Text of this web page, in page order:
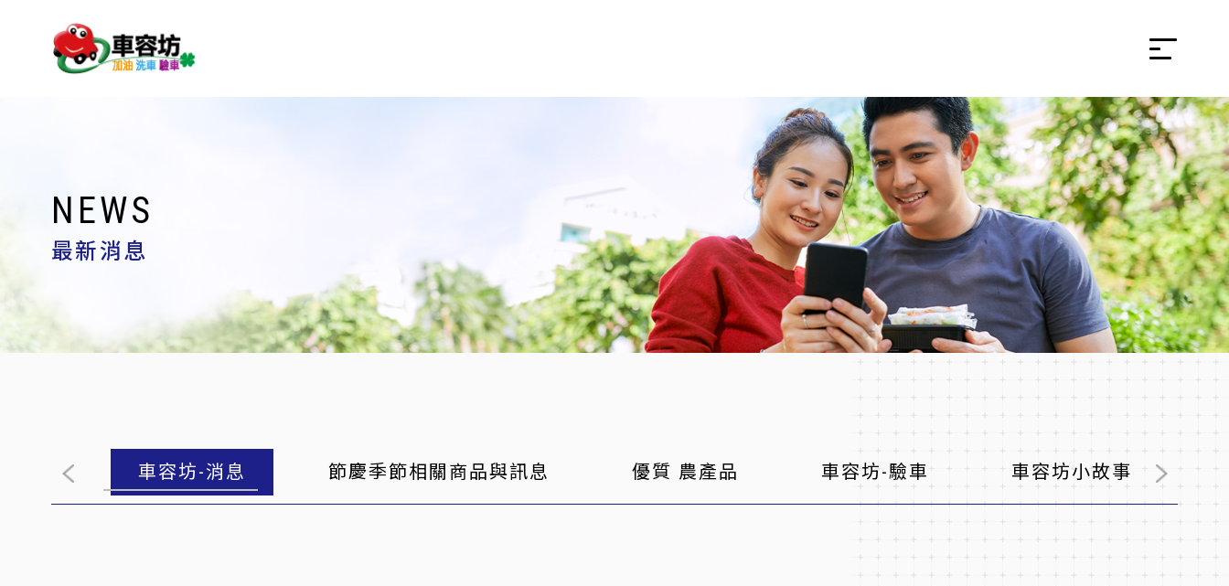
NEWS
最新消息
車容坊-消息 節慶季節相關商品與訊息 優質 農產品 車容坊-驗車 車容坊小故事